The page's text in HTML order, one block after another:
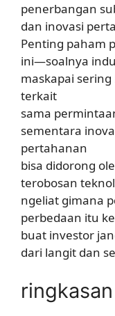
penerbangan
dan inovasi
Penting paham
ini—soalnya
maskapai
terkait
sama
sementara
pertahanan
bisa didorong
terobosan
ngeliat gimana
perbedaan itu
buat investor
dari langit dan
ringkasan